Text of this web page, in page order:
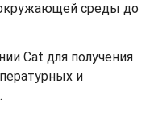
среды до
Cat для получения
и